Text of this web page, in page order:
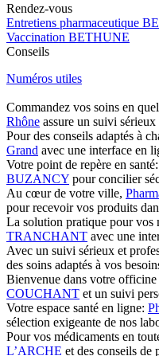
Rendez-vous
Entretiens pharmaceutique
Vaccination BETHUNE
Conseils
Numéros utiles
Commandez vos soins en
Rhône assure un suivi
Pour des conseils adaptés à
Grand avec une interface en
Votre point de repère en santé:
BUZANCY pour concilier
Au cœur de votre ville,
pour recevoir vos produits
La solution pratique pour vos
TRANCHANT avec une
Avec un suivi sérieux et
des soins adaptés à vos
Bienvenue dans votre officine
COUCHANT et un suivi
Votre espace santé en ligne:
sélection exigeante de nos
Pour vos médicaments en
L’ARCHE et des conseils de